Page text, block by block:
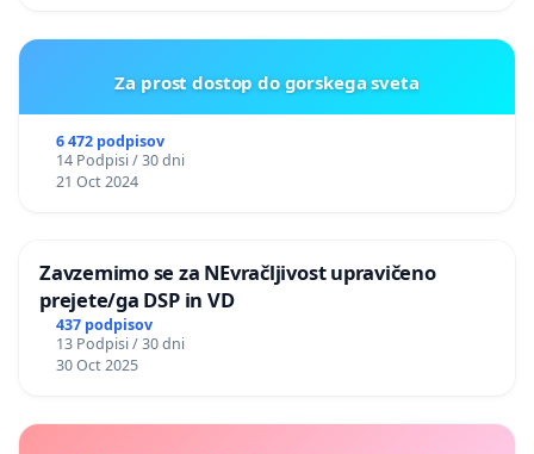
Za prost dostop do gorskega sveta
6 472 podpisov
14 Podpisi / 30 dni
21 Oct 2024
Zavzemimo se za NEvračljivost upravičeno
prejete/ga DSP in VD
437 podpisov
13 Podpisi / 30 dni
30 Oct 2025